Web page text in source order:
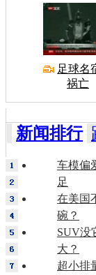
足球名
祸亡
新闻排行
车模偏
足
在美国
碗？
SUV没
大？
超小排